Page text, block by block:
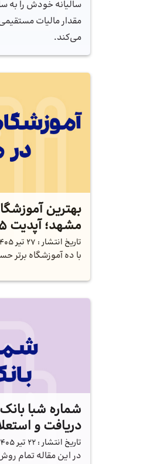
سالیانه خودش را به
مقدار مالیات
می‌کند.
بهترین
مشهد؛ آپدیت 1405
تاریخ انتشار : 27 تیر 1405
با ده آموزشگاه برتر
شماره شبا
دریافت و استعلام
تاریخ انتشار : 22 تیر 1405
در این مقاله تمام